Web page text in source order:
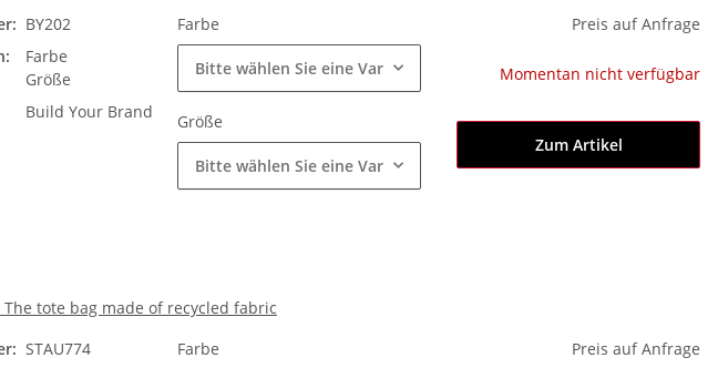
BY202
Farbe
Größe
Build Your Brand
Farbe
Bitte wählen Sie eine Variation.
Größe
Bitte wählen Sie eine Variation.
Preis auf Anfrage
Momentan nicht verfügbar
Zum Artikel
The tote bag made of recycled fabric
STAU774
Farbe Preis auf Anfrage